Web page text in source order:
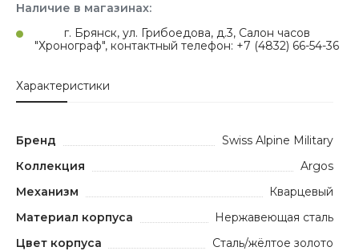
Наличие в магазинах:
г. Брянск, ул. Грибоедова, д.3, Салон часов
"Хронограф", контактный телефон: +7 (4832) 66-54-36
Характеристики
Бренд
Swiss Alpine Military
Коллекция
Argos
Механизм
Кварцевый
Материал корпуса
Нержавеющая сталь
Цвет корпуса
Сталь/жёлтое золото